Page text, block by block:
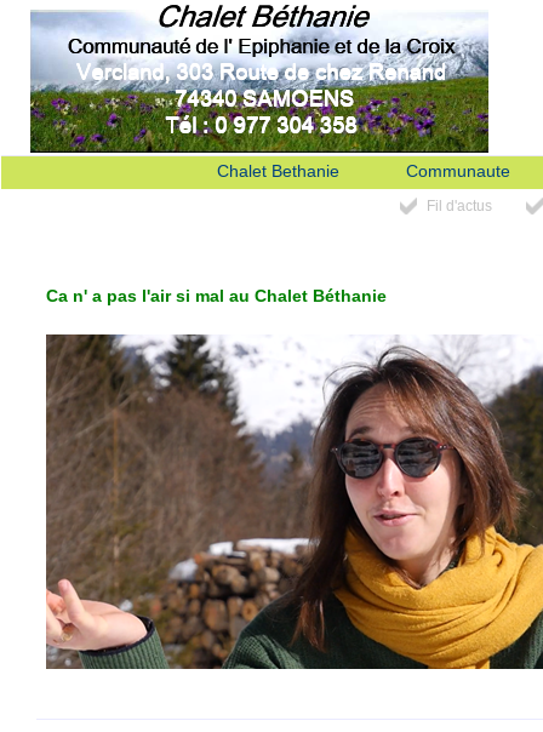
Chalet Bethanie Communaute
Fil d'actus
Ca n' a pas l'air si mal au Chalet Béthanie